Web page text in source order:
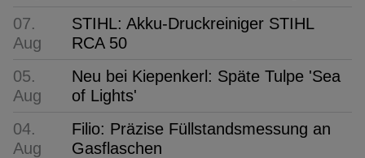
07.
Aug
STIHL: Akku-Druckreiniger STIHL
RCA 50
05.
Aug
Neu bei Kiepenkerl: Späte Tulpe 'Sea
of Lights'
04.
Aug
Filio: Präzise Füllstandsmessung an
Gasflaschen